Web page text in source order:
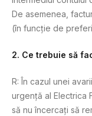
De asemenea,
(în funcție de
2. Ce trebuie să
R: În cazul unei
urgență al Electrica
să nu încercați să